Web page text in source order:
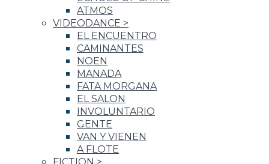
ATMOS
VIDEODANCE >
EL ENCUENTRO
CAMINANTES
NOEN
MANADA
FATA MORGANA
EL SALON
INVOLUNTARIO
GENTE
VAN Y VIENEN
A FLOTE